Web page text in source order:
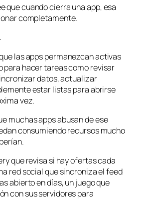
que cuando cierra una app, esa
completamente.
las apps permanezcan activas
para hacer tareas como revisar
datos, actualizar
estar listas para abrirse
vez.
muchas apps abusan de ese
consumiendo recursos mucho
que revisa si hay ofertas cada
red social que sincroniza el feed
abierto en días, un juego que
con sus servidores para